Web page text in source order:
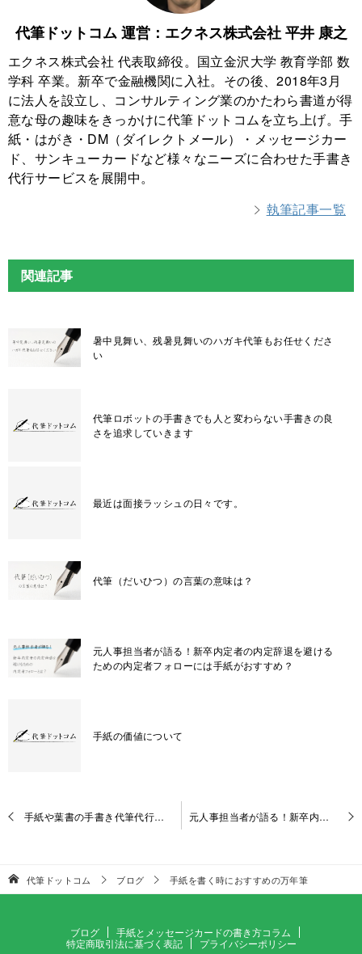
代筆ドットコム 運営：エクネス株式会社 平井 康之
エクネス株式会社 代表取締役。国立金沢大学 教育学部 数
学科 卒業。新卒で金融機関に入社。その後、2018年3月
に法人を設立し、コンサルティング業のかたわら書道が得
意な母の趣味をきっかけに代筆ドットコムを立ち上げ。手
紙・はがき・DM（ダイレクトメール）・メッセージカー
ド、サンキューカードなど様々なニーズに合わせた手書き
代行サービスを展開中。
執筆記事一覧
関連記事
暑中見舞い、残暑見舞いのハガキ代筆もお任せくださ
い
代筆ロボットの手書きでも人と変わらない手書きの良
さを追求していきます
最近は面接ラッシュの日々です。
代筆（だいひつ）の言葉の意味は？
元人事担当者が語る！新卒内定者の内定辞退を避ける
ための内定者フォローには手紙がおすすめ？
手紙の価値について
投
ビ
ゲ
手紙や葉書の手書き代筆代行サービス専門店の選び方と比較方法 元人事担当者が語る！新卒内定者の内定辞退を避けるための内定者フォローには手紙がおすすめ？
代筆ドットコム ブログ 手紙を書く時におすすめの万年筆
ブログ
手紙とメッセージカードの書き方コラム
特定商取引法に基づく表記
プライバシーポリシー